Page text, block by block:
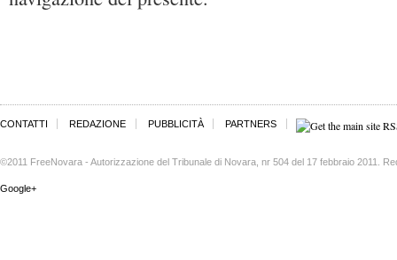
CONTATTI REDAZIONE PUBBLICITÀ PARTNERS
©2011 FreeNovara - Autorizzazione del Tribunale di Novara, nr 504 del 17 febbraio 2011.
Google+